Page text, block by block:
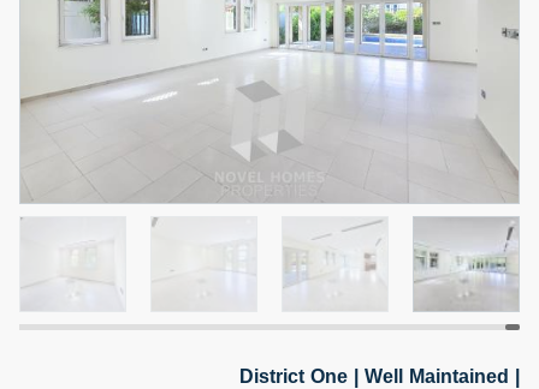
سرير حمام
1
المنطقة (متر
70.03
غير مفروش /ة
اسم الوسيط
NILOOFAR ABBAS VAKIL
رقم الوسيط
5 أشهر +
ELBRUS TOWER UNIT 2701 ON RENT
District One | Well Maintained |